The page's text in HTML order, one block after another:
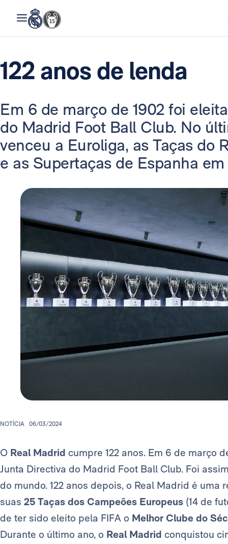
122 anos de lenda
Em 6 de março de 1902 foi
do Madrid Foot Ball Club. No
venceu a Euroliga, as Taças do
e as Supertaças de Espanha
NOTÍCIA 06/03/2024
O Real Madrid cumpre 122 anos. Em 6 de março
Junta Directiva do Madrid Foot Ball Club. Foi
do mundo. 122 anos depois, o Real Madrid é
suas 25 Taças dos Campeões Europeus (14 de
de ter sido eleito pela FIFA o Melhor Clube do
Durante o último ano, o Real Madrid conquistou